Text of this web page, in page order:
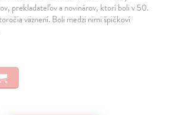
prekladateľov a novinárov, ktorí boli v 50.
väznení. Boli medzi nimi špičkoví